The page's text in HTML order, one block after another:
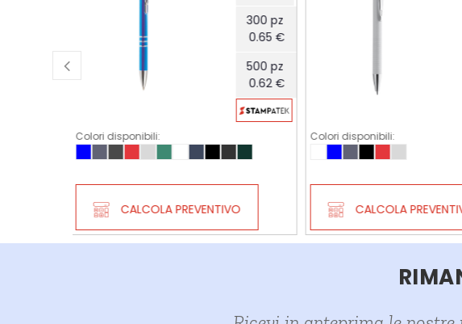
300 pz
0.86 €
500 pz
0.83 €
Colori disponibili:
CALCOLA PREVENTIVO
Colori disponibili:
CALCOLA